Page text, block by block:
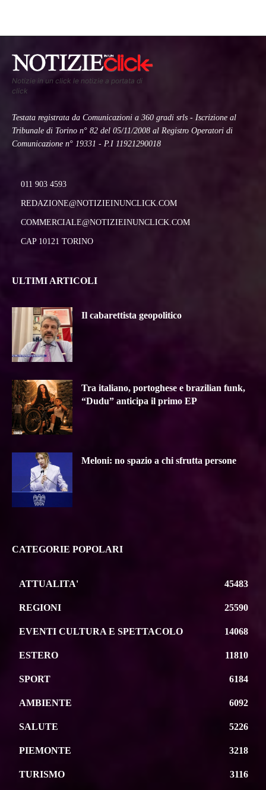
Notizie in un click le notizie a portata di
click
Testata registrata da Comunicazioni a 360 gradi srls - Iscrizione al
Tribunale di Torino n° 82 del 05/11/2008 al Registro Operatori di
Comunicazione n° 19331 - P.I 11921290018
011 903 4593
REDAZIONE@NOTIZIEINUNCLICK.COM
COMMERCIALE@NOTIZIEINUNCLICK.COM
CAP 10121 TORINO
ULTIMI ARTICOLI
Il cabarettista geopolitico
Tra italiano, portoghese e brazilian funk,
“Dudu” anticipa il primo EP
Meloni: no spazio a chi sfrutta persone
CATEGORIE POPOLARI
ATTUALITA' 45483
REGIONI 25590
EVENTI CULTURA E SPETTACOLO 14068
ESTERO 11810
SPORT 6184
AMBIENTE 6092
SALUTE 5226
PIEMONTE 3218
TURISMO 3116